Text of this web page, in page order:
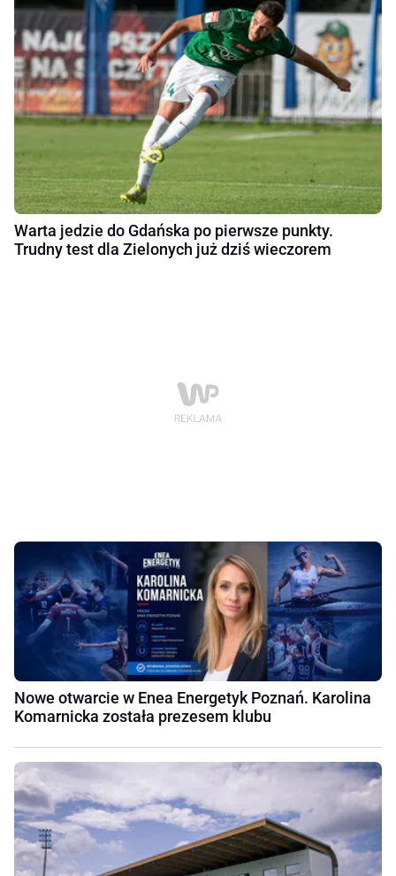
Warta jedzie do Gdańska po pierwsze punkty.
Trudny test dla Zielonych już dziś wieczorem
Nowe otwarcie w Enea Energetyk Poznań. Karolina
Komarnicka została prezesem klubu